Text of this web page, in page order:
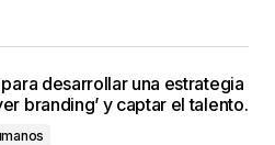
desarrollar una estrategia
branding’ y captar el talento.